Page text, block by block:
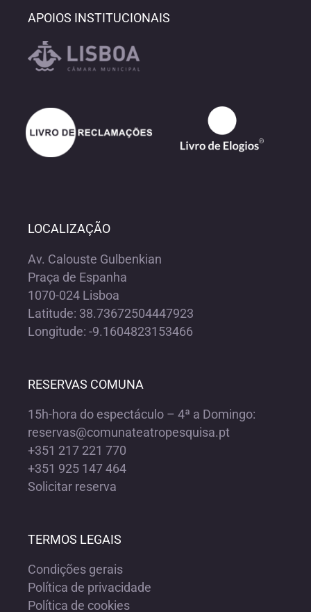
APOIOS INSTITUCIONAIS
LOCALIZAÇÃO
Av. Calouste Gulbenkian
Praça de Espanha
1070-024 Lisboa
Latitude: 38.73672504447923
Longitude: -9.1604823153466
RESERVAS COMUNA
15h-hora do espectáculo – 4ª a Domingo:
reservas@comunateatropesquisa.pt
+351 217 221 770
+351 925 147 464
Solicitar reserva
TERMOS LEGAIS
Condições gerais
Política de privacidade
Política de cookies